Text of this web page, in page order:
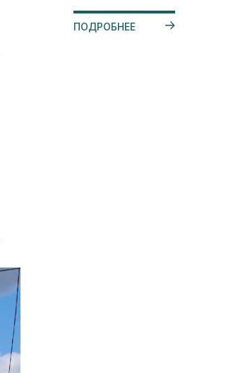
ПОДРОБНЕЕ